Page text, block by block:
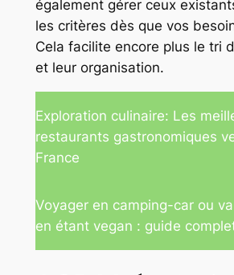
également gérer ceux
les critères dès que vos
Cela facilite encore plus le tri
et leur organisation.
Exploration culinaire: Les
restaurants gastronomiques
France
Voyager en camping-car ou
en étant vegan : guide